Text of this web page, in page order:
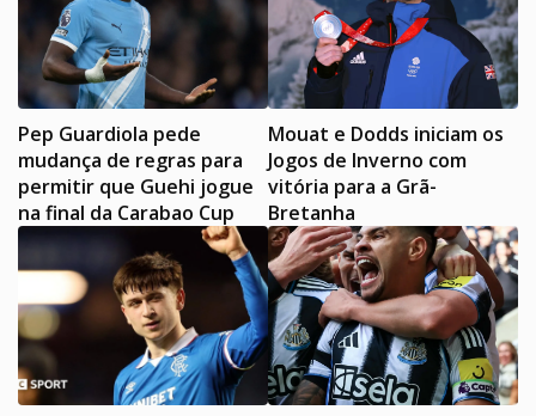
Pep Guardiola pede
mudança de regras para
permitir que Guehi jogue
na final da Carabao Cup
Mouat e Dodds iniciam os
Jogos de Inverno com
vitória para a Grã-
Bretanha